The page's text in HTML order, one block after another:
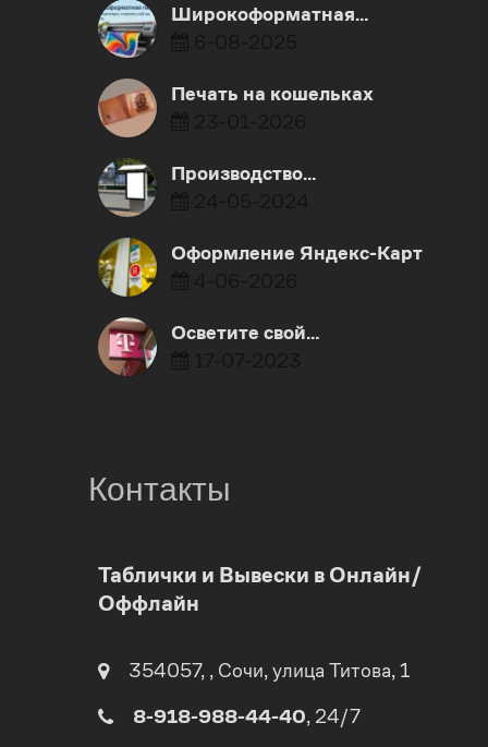
Широкоформатная…
Печать на кошельках
Производство…
Оформление Яндекс-Карт
​Осветите свой…
Контакты
Таблички и Вывески в Онлайн/
Оффлайн
354057, , Сочи, улица Титова, 1
8-918-988-44-40, 24/7
2 1